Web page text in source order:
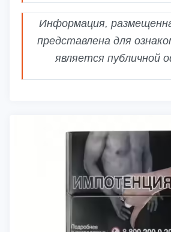
Информация,
представлена для
является публичной